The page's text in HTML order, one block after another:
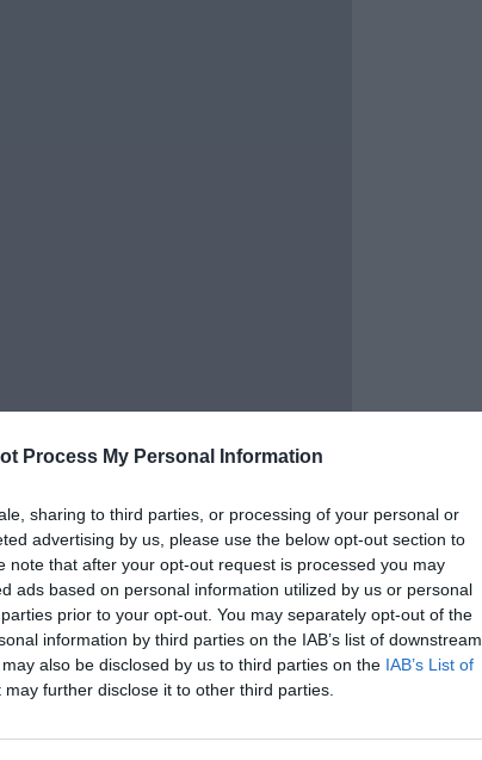
Process My Personal Information
sharing to third parties, or processing of your personal or
advertising by us, please use the below opt-out section to
note that after your opt-out request is processed you may
ads based on personal information utilized by us or personal
prior to your opt-out. You may separately opt-out of the
information by third parties on the IAB’s list of downstream
also be disclosed by us to third parties on the IAB’s List of
may further disclose it to other third parties.